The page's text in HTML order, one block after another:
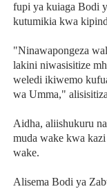
fupi ya kuiaga Bodi
kutumikia kwa
"Ninawapongeza
lakini niwasisitize
weledi ikiwemo
wa Umma,"
Aidha, aliishukuru
muda wake kwa
wake.
Alisema Bodi ya